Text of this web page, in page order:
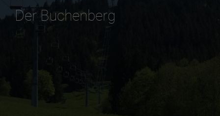
Der Buchenberg